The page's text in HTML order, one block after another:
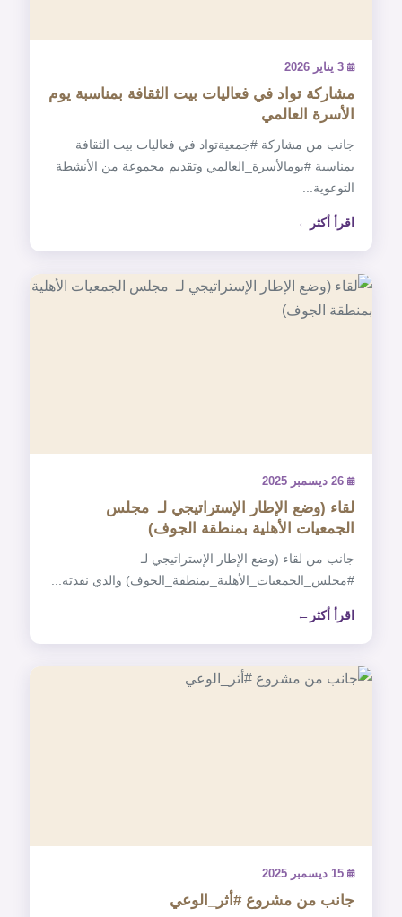
3 يناير 2026
مشاركة تواد في فعاليات بيت الثقافة بمناسبة ‎يوم
الأسرة العالمي
‏جانب من مشاركة ‎#جمعيةتواد في فعاليات بيت الثقافة
بمناسبة ‎#يومالأسرة_العالمي وتقديم مجموعة من الأنشطة
التوعوية...
اقرأ أكثر
26 ديسمبر 2025
لقاء (وضع الإطار الإستراتيجي لـ ‎ مجلس
الجمعيات الأهلية بمنطقة الجوف)
‏جانب من لقاء (وضع الإطار الإستراتيجي لـ
اقرأ أكثر
15 ديسمبر 2025
جانب من مشروع ‎#أثر_الوعي